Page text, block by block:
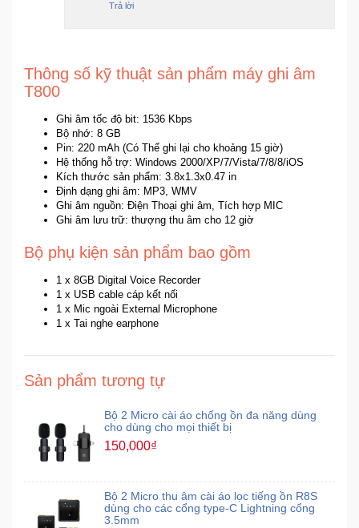
Trả lời
Thông số kỹ thuật sản phẩm máy ghi âm
T800
Ghi âm tốc độ bit: 1536 Kbps
Bộ nhớ: 8 GB
Pin: 220 mAh (Có Thể ghi lại cho khoảng 15 giờ)
Hệ thống hỗ trợ: Windows 2000/XP/7/Vista/7/8/8/iOS
Kích thước sản phẩm: 3.8x1.3x0.47 in
Định dạng ghi âm: MP3, WMV
Ghi âm nguồn: Điện Thoại ghi âm, Tích hợp MIC
Ghi âm lưu trữ: thượng thu âm cho 12 giờ
Bộ phụ kiện sản phẩm bao gồm
1 x 8GB Digital Voice Recorder
1 x USB cable cáp kết nối
1 x Mic ngoài External Microphone
1 x Tai nghe earphone
Sản phẩm tương tự
Bộ 2 Micro cài áo chống ồn đa năng dùng
cho dùng cho mọi thiết bị
150,000₫
Bộ 2 Micro thu âm cài áo lọc tiếng ồn R8S
dùng cho các cổng type-C Lightning cổng
3.5mm